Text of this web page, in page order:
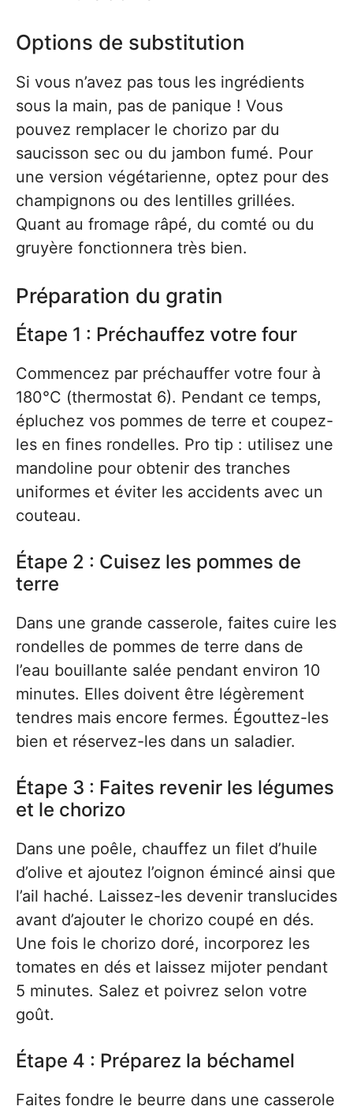
Options de substitution
Si vous n’avez pas tous les ingrédients
sous la main, pas de panique ! Vous
pouvez remplacer le chorizo par du
saucisson sec ou du jambon fumé. Pour
une version végétarienne, optez pour des
champignons ou des lentilles grillées.
Quant au fromage râpé, du comté ou du
gruyère fonctionnera très bien.
Préparation du gratin
Étape 1 : Préchauffez votre four
Commencez par préchauffer votre four à
180°C (thermostat 6). Pendant ce temps,
épluchez vos pommes de terre et coupez-
les en fines rondelles. Pro tip : utilisez une
mandoline pour obtenir des tranches
uniformes et éviter les accidents avec un
couteau.
Étape 2 : Cuisez les pommes de
terre
Dans une grande casserole, faites cuire les
rondelles de pommes de terre dans de
l’eau bouillante salée pendant environ 10
minutes. Elles doivent être légèrement
tendres mais encore fermes. Égouttez-les
bien et réservez-les dans un saladier.
Étape 3 : Faites revenir les légumes
et le chorizo
Dans une poêle, chauffez un filet d’huile
d’olive et ajoutez l’oignon émincé ainsi que
l’ail haché. Laissez-les devenir translucides
avant d’ajouter le chorizo coupé en dés.
Une fois le chorizo doré, incorporez les
tomates en dés et laissez mijoter pendant
5 minutes. Salez et poivrez selon votre
goût.
Étape 4 : Préparez la béchamel
Faites fondre le beurre dans une casserole